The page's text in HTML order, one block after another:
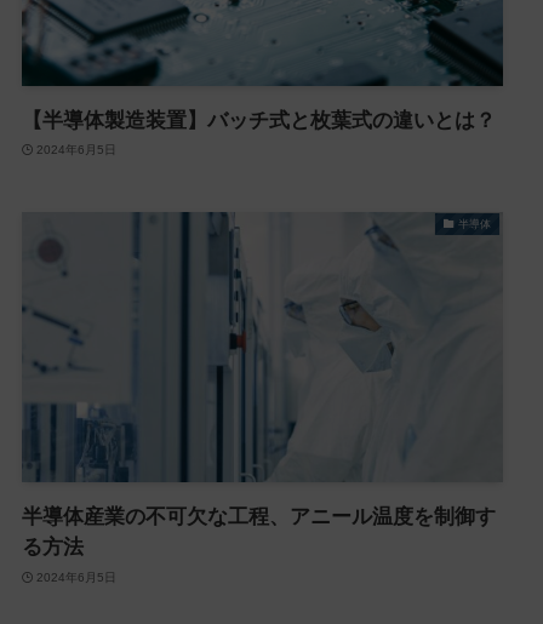
【半導体製造装置】バッチ式と枚葉式の違いとは？
2024年6月5日
半導体
半導体産業の不可欠な工程、アニール温度を制御す
る方法
2024年6月5日